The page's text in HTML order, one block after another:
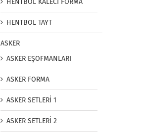
HENTBOL KALECİ FORMA
HENTBOL TAYT
ASKER
ASKER EŞOFMANLARI
ASKER FORMA
ASKER SETLERİ 1
ASKER SETLERİ 2